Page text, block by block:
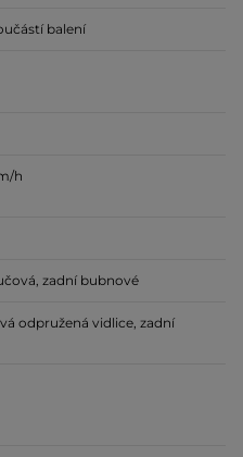
balení
h
zadní bubnové
odpružená vidlice, zadní